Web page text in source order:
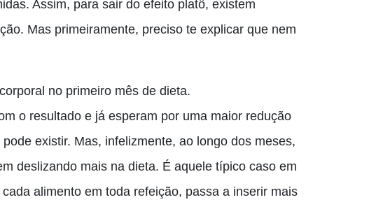
Assim, para sair do efeito platô, existem
Mas primeiramente, preciso te explicar que nem
no primeiro mês de dieta.
o resultado e já esperam por uma maior redução
existir. Mas, infelizmente, ao longo dos meses,
m deslizando mais na dieta. É aquele típico caso em
alimento em toda refeição, passa a inserir mais